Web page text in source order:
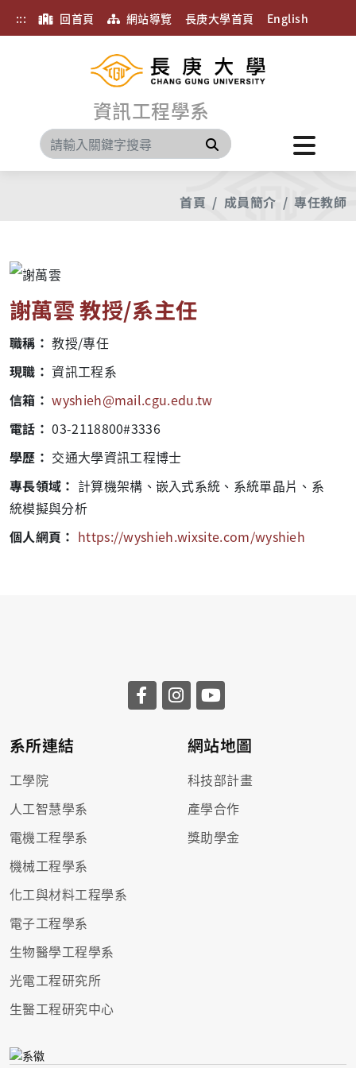
::: 回首頁 網站導覽 長庚大學首頁 English
資訊工程學系
搜尋
首頁 成員簡介 專任教師
謝萬雲 教授/系主任
職稱： 教授/專任
現職： 資訊工程系
信箱： wyshieh@mail.cgu.edu.tw
電話： 03-2118800#3336
學歷： 交通大學資訊工程博士
專長領域： 計算機架構、嵌入式系統、系統單晶片、系
統模擬與分析
個人網頁： https://wyshieh.wixsite.com/wyshieh
系所連結
工學院
人工智慧學系
電機工程學系
機械工程學系
化工與材料工程學系
電子工程學系
生物醫學工程學系
光電工程研究所
生醫工程研究中心
網站地圖
科技部計畫
產學合作
獎助學金